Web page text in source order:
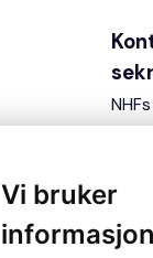
Vi bruker